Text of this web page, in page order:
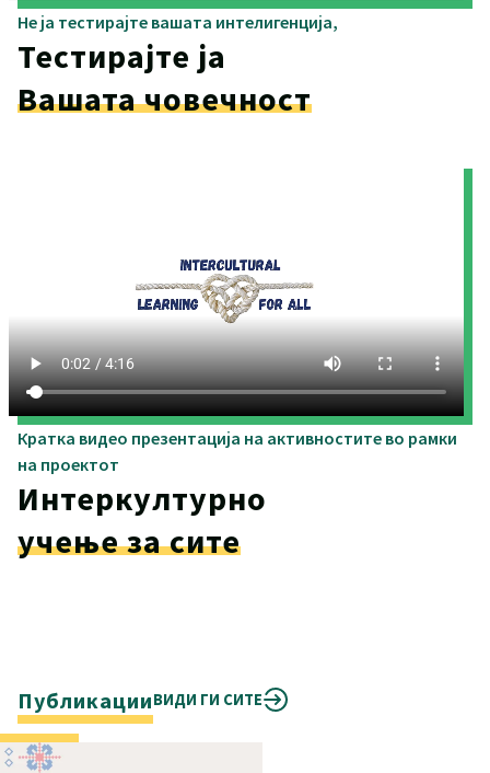
Не ја тестирајте вашата интелигенција,
Тестирајте ја
Вашата човечност
Кратка видео презентација на активностите во рамки
на проектот
Интеркултурно
учење за сите
ПубликацииВИДИ ГИ СИТЕ